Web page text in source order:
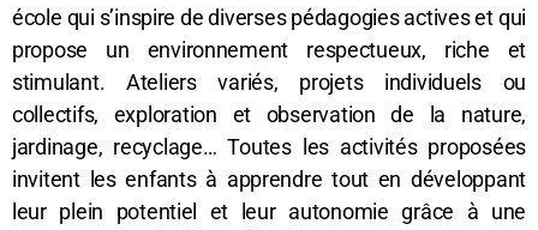
école qui s’inspire de diverses pédagogies actives et qui
propose un environnement respectueux, riche et
stimulant. Ateliers variés, projets individuels ou
collectifs, exploration et observation de la nature,
jardinage, recyclage… Toutes les activités proposées
invitent les enfants à apprendre tout en développant
leur plein potentiel et leur autonomie grâce à une